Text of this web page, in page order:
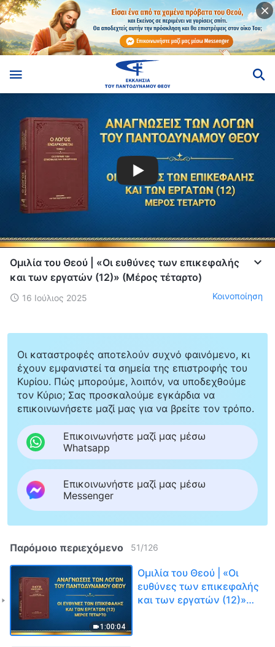
Ομιλία του Θεού | «Οι ευθύνες των επικεφαλής
και των εργατών (12)» (Μέρος τέταρτο)
16 Ιούλιος 2025 Κοινοποίηση
Οι καταστροφές αποτελούν συχνό φαινόμενο, κι
έχουν εμφανιστεί τα σημεία της επιστροφής του
Κυρίου. Πώς μπορούμε, λοιπόν, να υποδεχθούμε
τον Κύριο; Σας προσκαλούμε εγκάρδια να
επικοινωνήσετε μαζί μας για να βρείτε τον τρόπο.
Επικοινωνήστε μαζί μας μέσω
Whatsapp
Επικοινωνήστε μαζί μας μέσω
Messenger
Παρόμοιο περιεχόμενο 51/126
1:00:04
Ομιλία του Θεού | «Οι
ευθύνες των επικεφαλής
και των εργατών (12)»